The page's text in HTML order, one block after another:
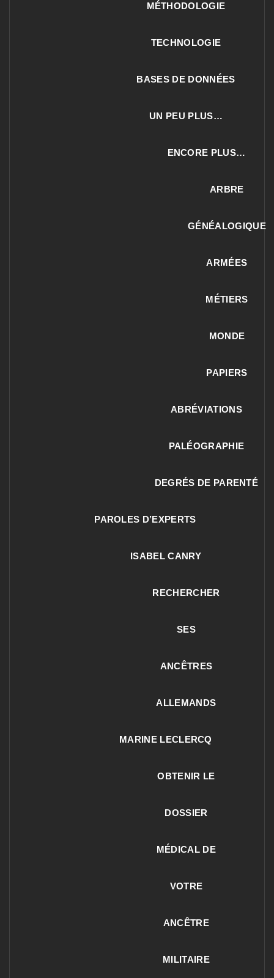
MÉTHODOLOGIE
TECHNOLOGIE
BASES DE DONNÉES
UN PEU PLUS…
ENCORE PLUS…
ARBRE
GÉNÉALOGIQUE
ARMÉES
MÉTIERS
MONDE
PAPIERS
ABRÉVIATIONS
PALÉOGRAPHIE
DEGRÉS DE PARENTÉ
PAROLES D’EXPERTS
ISABEL CANRY
RECHERCHER
SES
ANCÊTRES
ALLEMANDS
MARINE LECLERCQ
OBTENIR LE
DOSSIER
MÉDICAL DE
VOTRE
ANCÊTRE
MILITAIRE